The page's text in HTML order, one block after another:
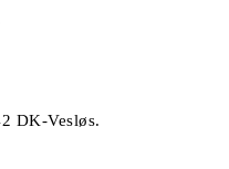
DK-Vesløs.